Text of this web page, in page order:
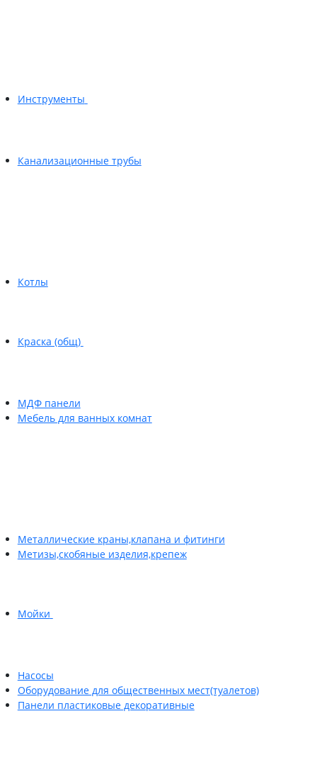
Инструменты
Канализационные трубы
Котлы
Краска (общ)
МДФ панели
Мебель для ванных комнат
Металлические краны,клапана и фитинги
Метизы,скобяные изделия,крепеж
Мойки
Насосы
Оборудование для общественных мест(туалетов)
Панели пластиковые декоративные